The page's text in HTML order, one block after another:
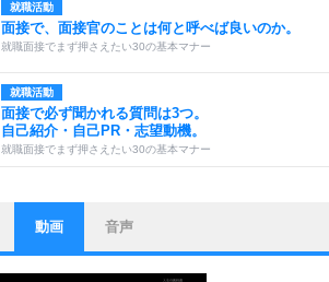
就職活動
面接で、面接官のことは何と呼べば良いのか。
就職面接でまず押さえたい30の基本マナー
就職活動
面接で必ず聞かれる質問は3つ。
自己紹介・自己PR・志望動機。
就職面接でまず押さえたい30の基本マナー
ストレス対策
他人と比べない。
いっそのこと、他人を見ない。
動画 音声